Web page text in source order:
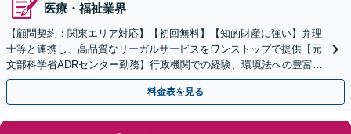
医療・福祉業界
【顧問契約：関東エリア対応】【初回無料】【知的財産に強い】弁理
士等と連携し、高品質なリーガルサービスをワンストップで提供【元
文部科学省ADRセンター勤務】行政機関での経験、環境法への豊富な
知識を活かし、事業者さまの抱える問題を解決へ導きます
料金表を見る